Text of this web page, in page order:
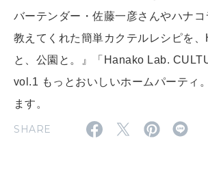
WORK&MONEY
MAGAZINE
2026年9月号「北海道 おいしく遊ぶ、夏
バーテンダー・佐藤一彦さんやハナ
教えてくれた簡単カクテルレシピを
と、公園と。』「Hanako Lab.
vol.1 もっとおいしいホームパーティ
ます。
SHARE